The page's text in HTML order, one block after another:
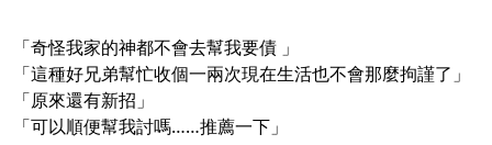
「奇怪我家的神都不會去幫我要債 」
「這種好兄弟幫忙收個一兩次現在生活也不會那麼拘謹了」
「原來還有新招」
「可以順便幫我討嗎……推薦一下」